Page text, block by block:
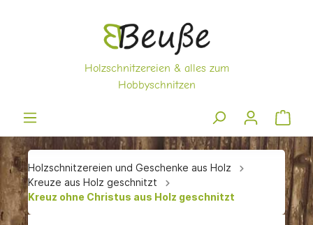
Holzschnitzereien und Geschenke aus Holz
Kreuze aus Holz geschnitzt
Kreuz ohne Christus aus Holz geschnitzt